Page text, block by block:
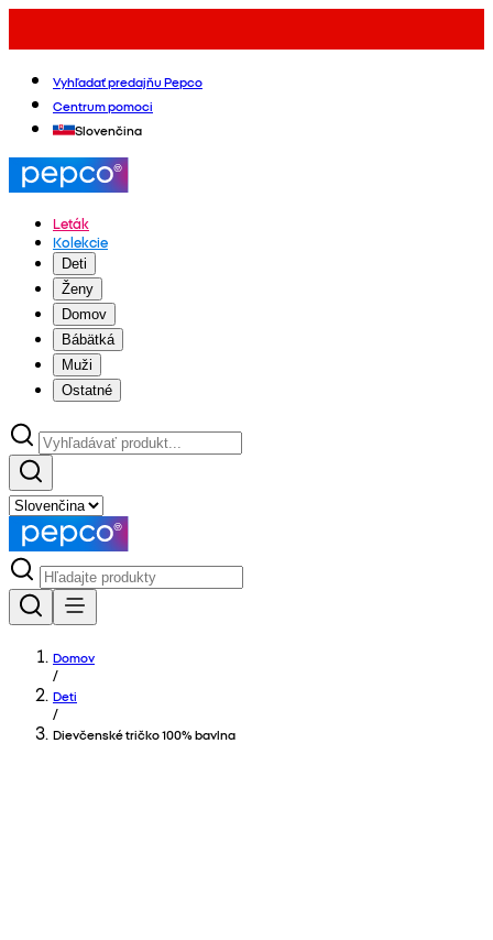
Vyhľadať predajňu Pepco
Centrum pomoci
Slovenčina
Leták
Kolekcie
Deti
Ženy
Domov
Bábätká
Muži
Ostatné
Domov
/
Deti
/
Dievčenské tričko 100% bavlna